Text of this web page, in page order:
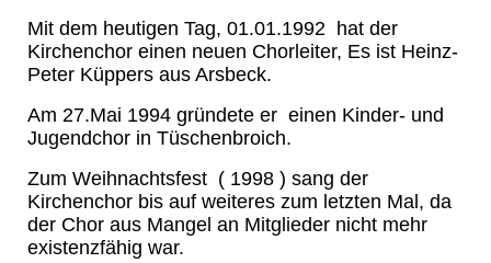
Mit dem heutigen Tag, 01.01.1992 hat der
Kirchenchor einen neuen Chorleiter, Es ist Heinz-
Peter Küppers aus Arsbeck.
Am 27.Mai 1994 gründete er einen Kinder- und
Jugendchor in Tüschenbroich.
Zum Weihnachtsfest ( 1998 ) sang der
Kirchenchor bis auf weiteres zum letzten Mal, da
der Chor aus Mangel an Mitglieder nicht mehr
existenzfähig war.